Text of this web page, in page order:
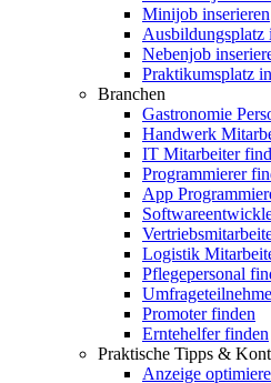
Minijob inserieren
Ausbildungsplatz
Nebenjob
Praktikumsplatz
Branchen
Gastronomie
Handwerk
IT Mitarbeiter
Programmierer
App
Logistik
Pflegepersonal
Promoter finden
Erntehelfer finden
Praktische Tipps &
Anzeige